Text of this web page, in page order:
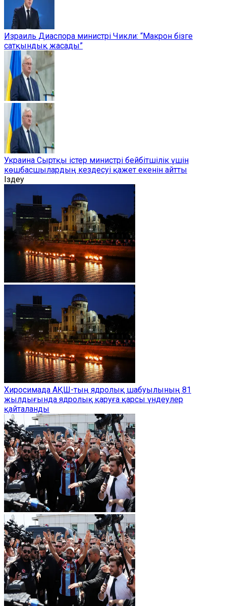
Израиль Диаспора министрі Чикли: “Макрон бізге
сатқындық жасады”
Украина Сыртқы істер министрі бейбітшілік үшін
көшбасшылардың кездесуі қажет екенін айтты
Іздеу
Хиросимада АҚШ-тың ядролық шабуылының 81
жылдығында ядролық қаруға қарсы үндеулер
қайталанды